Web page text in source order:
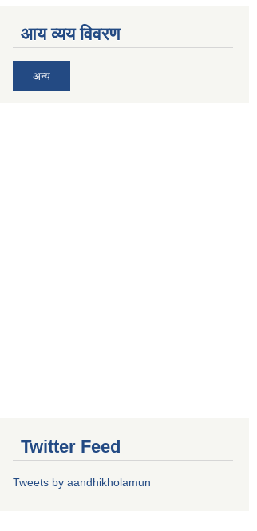
आय व्यय विवरण
अन्य
Twitter Feed
Tweets by aandhikholamun